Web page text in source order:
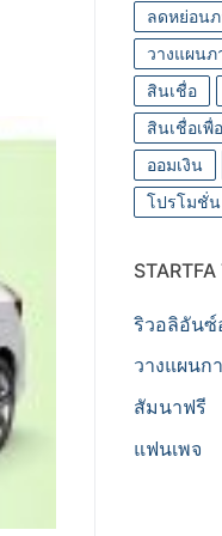
ลดหย่อน
วางแผนภ
สินเชื่อ
สินเชื่อเพื่
ออมเงิน
โปรโมชั่น
ริวอลิอันซ์
วางแผนก
สัมนาฟรี
แฟนเพจ